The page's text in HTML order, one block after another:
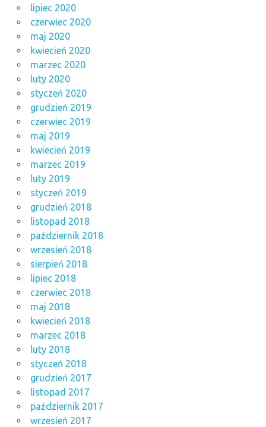
lipiec 2020
czerwiec 2020
maj 2020
kwiecień 2020
marzec 2020
luty 2020
styczeń 2020
grudzień 2019
czerwiec 2019
maj 2019
kwiecień 2019
marzec 2019
luty 2019
styczeń 2019
grudzień 2018
listopad 2018
październik 2018
wrzesień 2018
sierpień 2018
lipiec 2018
czerwiec 2018
maj 2018
kwiecień 2018
marzec 2018
luty 2018
styczeń 2018
grudzień 2017
listopad 2017
październik 2017
wrzesień 2017